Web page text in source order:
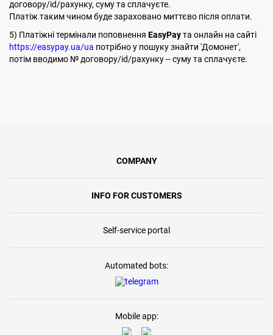
договору/id/рахунку, суму та сплачуєте.
Платіж таким чином буде зараховано миттєво після оплати.
5) Платіжні термінали поповнення EasyPayта онлайн на сайті
https://easypay.ua/ua потрібно у пошуку знайти 'Домонет',
потім вводимо № договору/id/рахунку -- суму та сплачуєте.
COMPANY
INFO FOR CUSTOMERS
Self-service portal
Automated bots:
Mobile app: